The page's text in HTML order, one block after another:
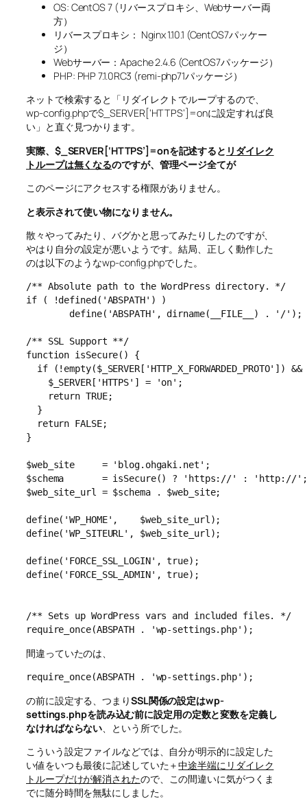
OS: CentOS 7 (リバースプロキシ、Webサーバー両
方）
リバースプロキシ： Nginx 1.10.1 (CentOS7パッケー
ジ）
Webサーバー：Apache 2.4.6 (CentOS7パッケージ）
PHP: PHP 7.1.0RC3 (remi-php71パッケージ）
ネットで検索すると「リダイレクトでループするので、
wp-config.phpで$_SERVER[‘HTTPS’]=onに設定すれば良
い」と直ぐ見つかります。
実際、$_SERVER[‘HTTPS’]=onを記述すると リダイレク
トループは無くなるのですが、管理ページ全てが
このページにアクセスする権限がありません。
と表示されて使い物になりません。
散々やってみたり、バグかと思ってみたりしたのですが、
やはり自分の設定が悪いようです。結局、正しく動作した
のは以下のようなwp-config.phpでした。
/** Absolute path to the WordPress directory. */
if ( !defined('ABSPATH') )
        define('ABSPATH', dirname(__FILE__) . '/');
/** SSL Support **/
function isSecure() {
if (!empty($_SERVER['HTTP_X_FORWARDED_PROTO'])
    $_SERVER['HTTPS'] = 'on';
    return TRUE;
  }
  return FALSE;
}
$web_site     = 'blog.ohgaki.net';
$schema       = isSecure() ? 'https://' : 'http://';
$web_site_url = $schema . $web_site;
define('WP_HOME',    $web_site_url);
define('WP_SITEURL', $web_site_url);
define('FORCE_SSL_LOGIN', true);
define('FORCE_SSL_ADMIN', true);
/** Sets up WordPress vars and included files. */
間違っていたのは、
require_once(ABSPATH . 'wp-settings.php');
の前に設定する、つまりSSL関係の設定はwp-
settings.phpを読み込む前に設定用の定数と変数を定義し
なければならない 、という所でした。
こういう設定ファイルなどでは、自分が明示的に設定した
い値をいつも最後に記述していた＋中途半端にリダイレク
トループだけが解消されたので、この間違いに気がつくま
でに随分時間を無駄にしました。